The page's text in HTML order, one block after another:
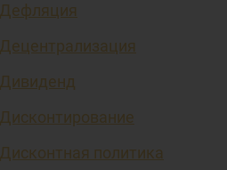
Дефляция
Децентрализация
Дивиденд
Дисконтирование
Дисконтная политика